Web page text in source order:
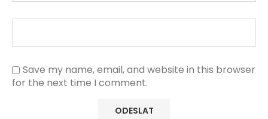
Save my name, email, and website in this browser
for the next time I comment.